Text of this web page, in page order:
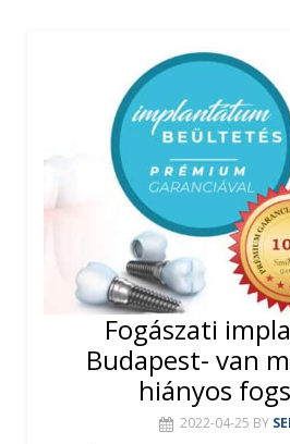
Fogászati
Budapest- van
hiányos
2022-04-25 BY